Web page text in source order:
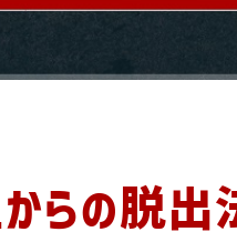
らの脱